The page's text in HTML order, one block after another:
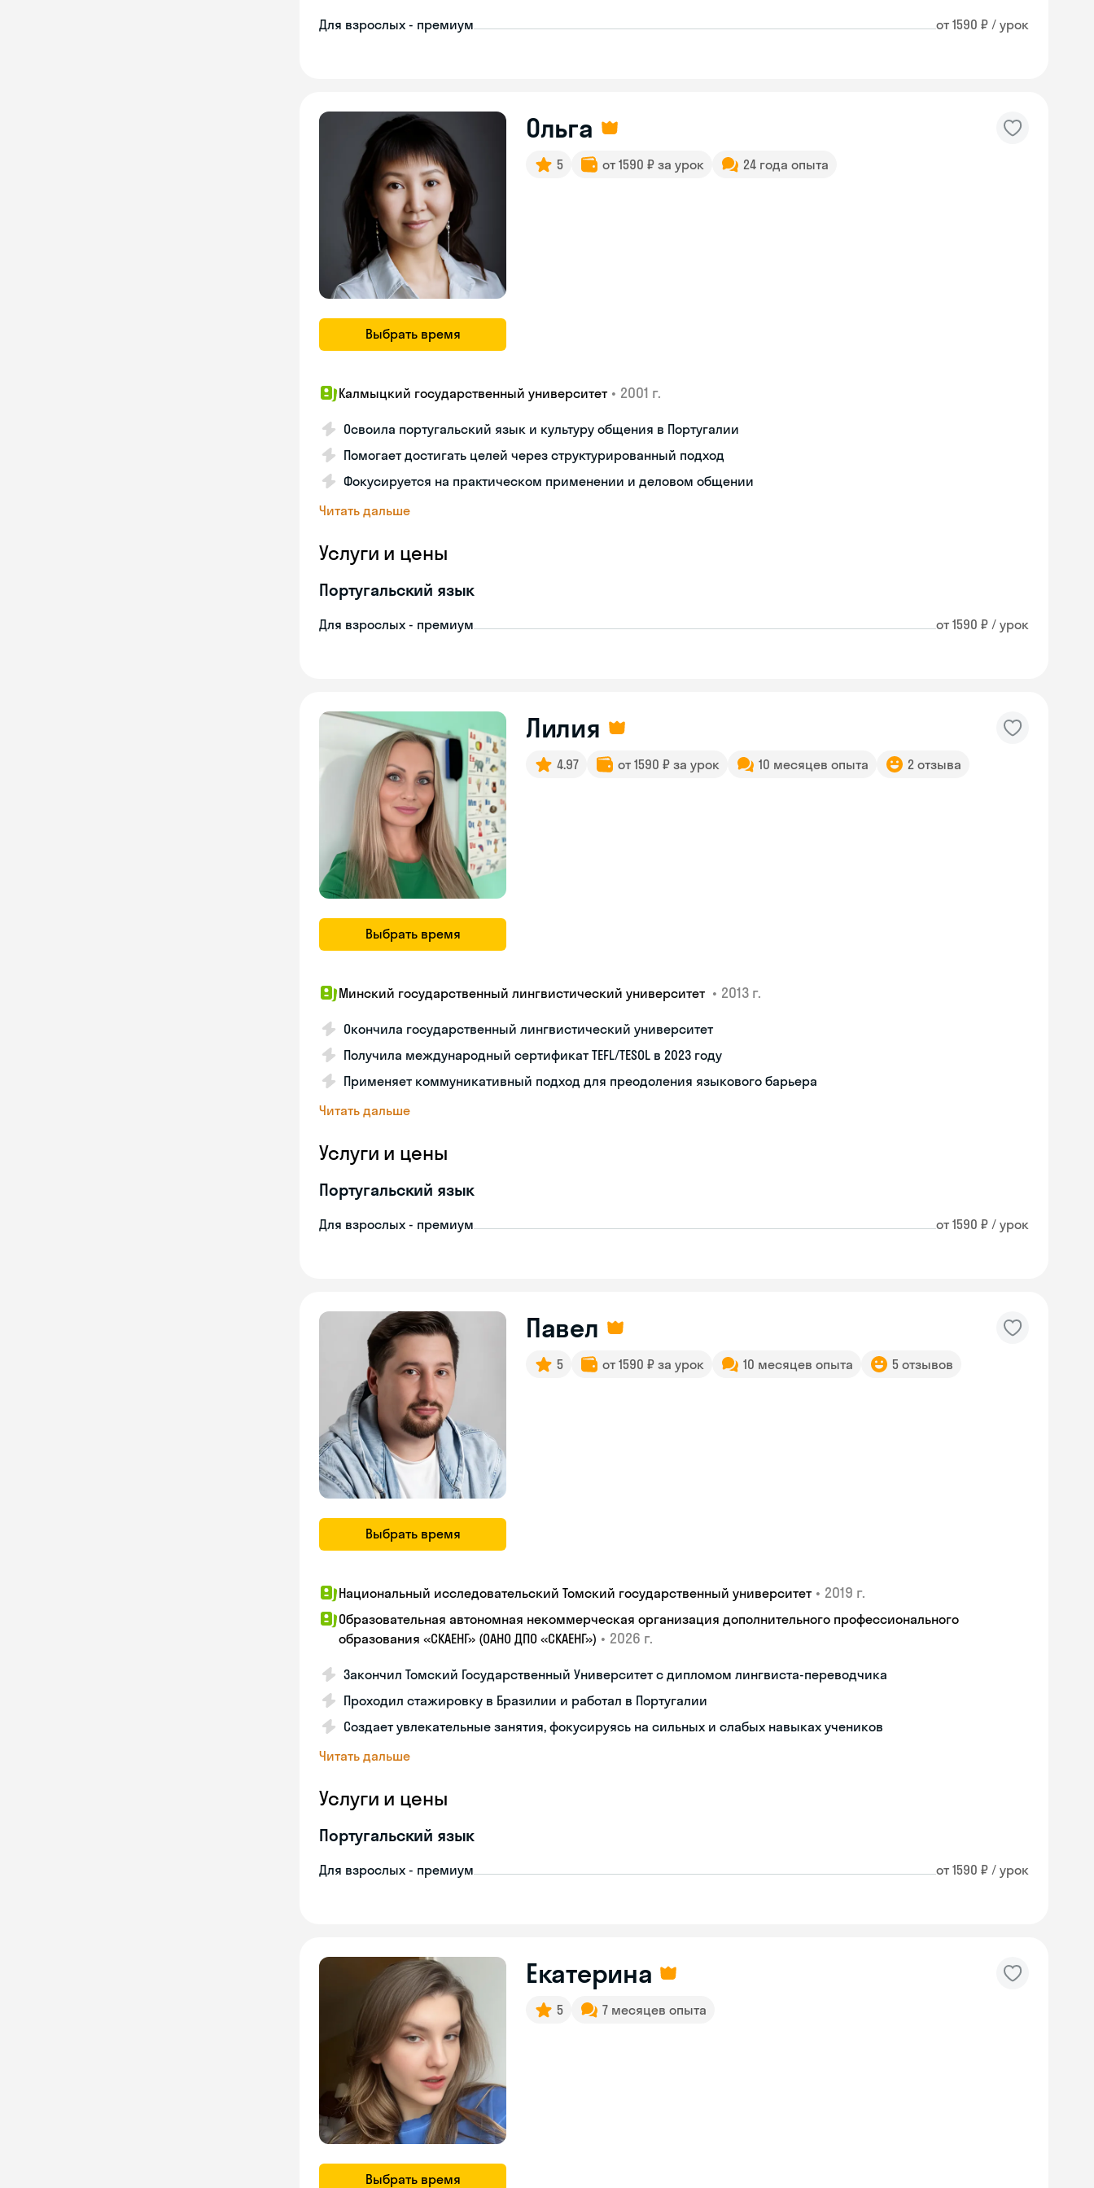
Для взрослых - премиум от 1590 ₽ / урок
Выбрать время
Ольга
5 от 1590 ₽ за урок 24 года опыта
Калмыцкий государственный университет • 2001 г.
Освоила португальский язык и культуру общения в Португалии
Помогает достигать целей через структурированный подход
Фокусируется на практическом применении и деловом общении
Читать дальше
Услуги и цены
Португальский язык
Для взрослых - премиум от 1590 ₽ / урок
Выбрать время
Лилия
4.97 от 1590 ₽ за урок 10 месяцев опыта 2 отзыва
Минский государственный лингвистический университет • 2013 г.
Окончила государственный лингвистический университет
Получила международный сертификат TEFL/TESOL в 2023 году
Применяет коммуникативный подход для преодоления языкового барьера
Читать дальше
Услуги и цены
Португальский язык
Для взрослых - премиум от 1590 ₽ / урок
Выбрать время
Павел
5 от 1590 ₽ за урок 10 месяцев опыта 5 отзывов
Национальный исследовательский Томский государственный университет • 2019 г.
Образовательная автономная некоммерческая организация дополнительного профессионального
образования «СКАЕНГ» (ОАНО ДПО «СКАЕНГ») • 2026 г.
Закончил Томский Государственный Университет с дипломом лингвиста-переводчика
Проходил стажировку в Бразилии и работал в Португалии
Создает увлекательные занятия, фокусируясь на сильных и слабых навыках учеников
Читать дальше
Услуги и цены
Португальский язык
Для взрослых - премиум от 1590 ₽ / урок
Выбрать время
Екатерина
5 7 месяцев опыта